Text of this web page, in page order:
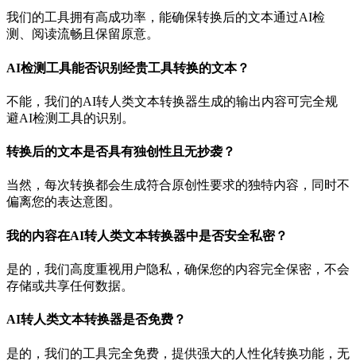
我们的工具拥有高成功率，能确保转换后的文本通过AI检
测、阅读流畅且保留原意。
AI检测工具能否识别经贵工具转换的文本？
不能，我们的AI转人类文本转换器生成的输出内容可完全规
避AI检测工具的识别。
转换后的文本是否具有独创性且无抄袭？
当然，每次转换都会生成符合原创性要求的独特内容，同时不
偏离您的表达意图。
我的内容在AI转人类文本转换器中是否安全私密？
是的，我们高度重视用户隐私，确保您的内容完全保密，不会
存储或共享任何数据。
AI转人类文本转换器是否免费？
是的，我们的工具完全免费，提供强大的人性化转换功能，无